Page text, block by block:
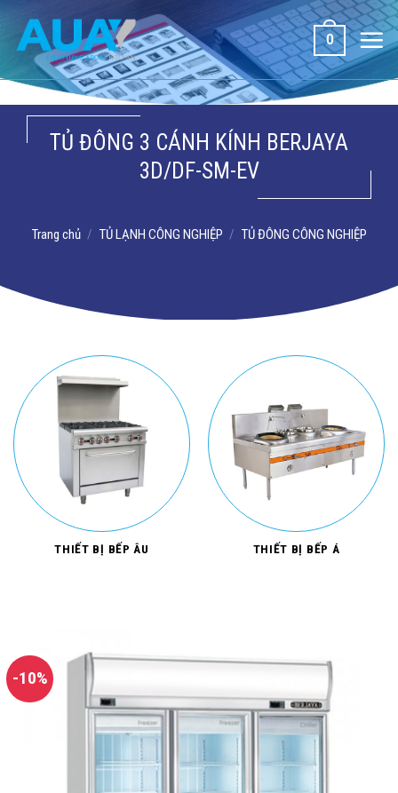
dung
0
TỦ ĐÔNG 3 CÁNH KÍNH BERJAYA
3D/DF-SM-EV
Trang chủ / TỦ LẠNH CÔNG NGHIỆP / TỦ ĐÔNG CÔNG NGHIỆP
THIẾT BỊ BẾP ÂU THIẾT BỊ BẾP Á
-10%